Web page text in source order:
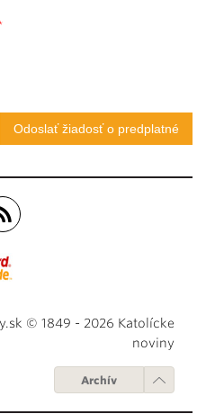
© 1849 - 2026 Katolícke
noviny
Archív